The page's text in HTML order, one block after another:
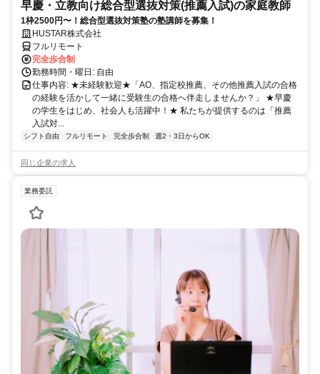
早慶・立教向け総合型選抜対策(推薦入試)の家庭教師
1枠2500円〜！総合型選抜対策塾の塾講師を募集！
HUSTAR株式会社
フルリモート
完全歩合制
勤務時間・曜日: 自由
仕事内容: ★未経験歓迎★「AO、指定校推薦、その他推薦入試の合格
の経験を活かして一緒に受験生の合格へ伴走しませんか？」 ★早慶
の学生をはじめ、社会人も活躍中！★ 私たちが提供するのは「推薦
入試対...
シフト自由 フルリモート 完全歩合制 週2・3日からOK
同じ企業の求人
業務委託